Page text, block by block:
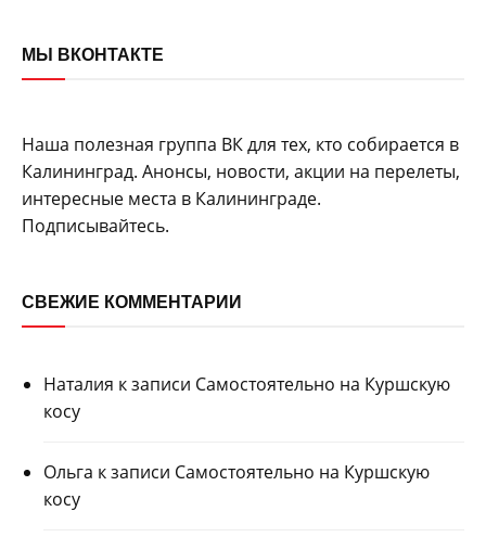
МЫ ВКОНТАКТЕ
Наша полезная группа ВК для тех, кто собирается в
Калининград. Анонсы, новости, акции на перелеты,
интересные места в Калининграде.
Подписывайтесь.
СВЕЖИЕ КОММЕНТАРИИ
Наталия к записи Самостоятельно на Куршскую
косу
Ольга к записи Самостоятельно на Куршскую
косу